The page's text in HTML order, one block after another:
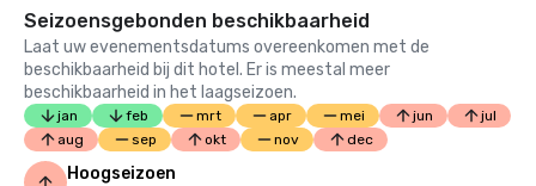
Seizoensgebonden beschikbaarheid
Laat uw evenementsdatums overeenkomen met de
beschikbaarheid bij dit hotel. Er is meestal meer
beschikbaarheid in het laagseizoen.
jan feb mrt apr mei jun
jul
aug
sep okt nov dec
Hoogseizoen